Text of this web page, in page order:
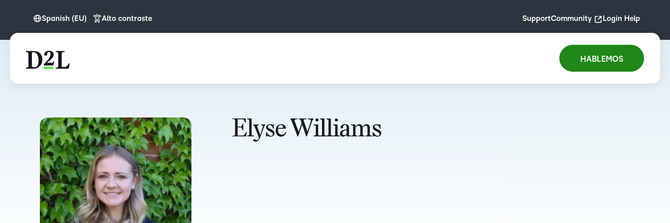
Spanish (EU)
English
Alto contraste SupportCommunity Login Help
HABLEMOS
Elyse Williams